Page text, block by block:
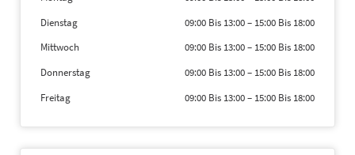
Dienstag
09:00 Bis 13:00– 15:00 Bis 18:00
Mittwoch
09:00 Bis 13:00– 15:00 Bis 18:00
Donnerstag
09:00 Bis 13:00– 15:00 Bis 18:00
Freitag
09:00 Bis 13:00– 15:00 Bis 18:00